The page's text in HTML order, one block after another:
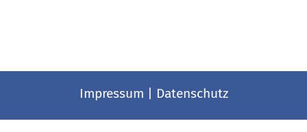
Impressum Datenschutz